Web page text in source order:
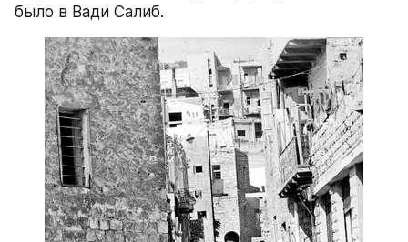
было в Вади Салиб.